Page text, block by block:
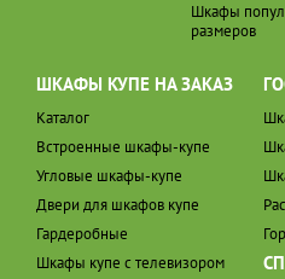
Шкафы
размеров
ШКАФЫ КУПЕ НА ЗАКАЗ
Каталог
Встроенные шкафы-купе
Угловые шкафы-купе
Двери для шкафов купе
Гардеробные
Шкафы купе с телевизором